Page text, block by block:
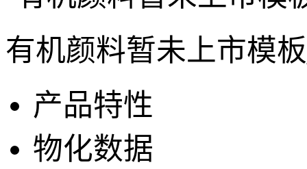
有机颜料暂未上市模
产品特性
物化数据